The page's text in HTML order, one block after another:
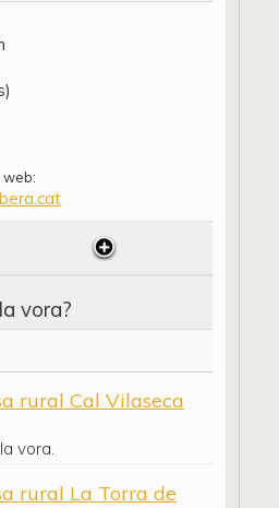
web:
vora?
rural Cal Vilaseca
vora.
rural La Torra de